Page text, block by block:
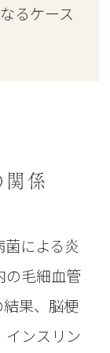
るケース
関係
による炎
の毛細血管
果、脳梗
インスリン